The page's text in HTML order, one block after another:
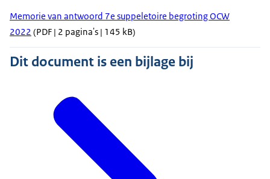
Memorie van antwoord 7e suppeletoire begroting OCW
2022 (PDF | 2 pagina's | 145 kB)
Dit document is een bijlage bij